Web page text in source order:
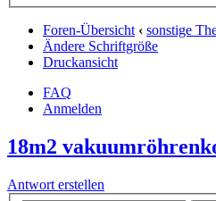
Foren-Übersicht ‹ sonstige
Ändere Schriftgröße
Druckansicht
FAQ
Anmelden
18m2
Antwort erstellen